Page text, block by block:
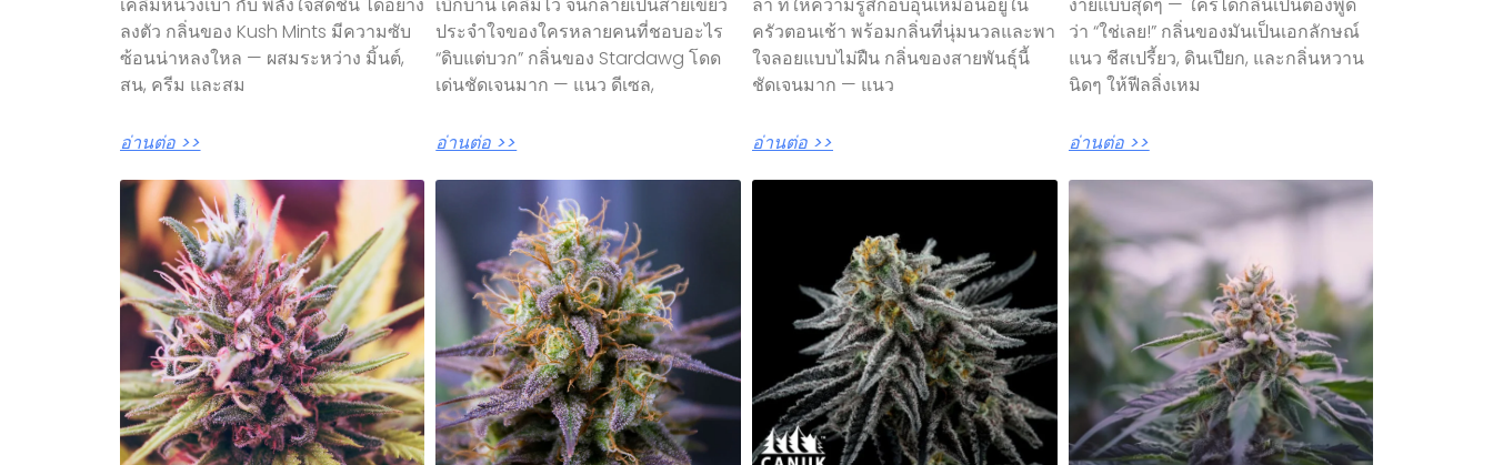
เคลิ้มหน่วงเบา กับ พลังใจสดชื่น ได้อย่าง
ลงตัว กลิ่นของ Kush Mints มีความซับ
ซ้อนน่าหลงใหล — ผสมระหว่าง มิ้นต์,
สน, ครีม และสม
อ่านต่อ >>
เบิกบาน เคลิ้มไว จนกลายเป็นสายเขียว
ประจำใจของใครหลายคนที่ชอบอะไร
“ดิบแต่บวก” กลิ่นของ Stardawg โดด
เด่นชัดเจนมาก — แนว ดีเซล,
อ่านต่อ >>
ลา ที่ให้ความรู้สึกอบอุ่นเหมือนอยู่ใน
ครัวตอนเช้า พร้อมกลิ่นที่นุ่มนวลและพา
ใจลอยแบบไม่ฝืน กลิ่นของสายพันธุ์นี้
ชัดเจนมาก — แนว
อ่านต่อ >>
ง่ายแบบสุดๆ — ใครได้กลิ่นเป็นต้องพูด
ว่า “ใช่เลย!” กลิ่นของมันเป็นเอกลักษณ์
แนว ชีสเปรี้ยว, ดินเปียก, และกลิ่นหวาน
นิดๆ ให้ฟีลลิ่งเหม
อ่านต่อ >>